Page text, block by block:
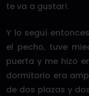
te va a gustar!.
Y lo seguí
el pecho, tuve
puerta y me hizo
dormitorio era
de dos plazas y